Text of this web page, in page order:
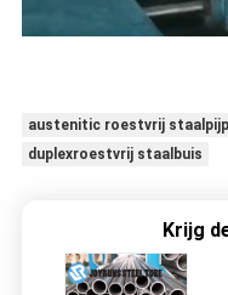
austenitic roestvrij staalpijp
duplexroestvrij staalbuis
Krijg